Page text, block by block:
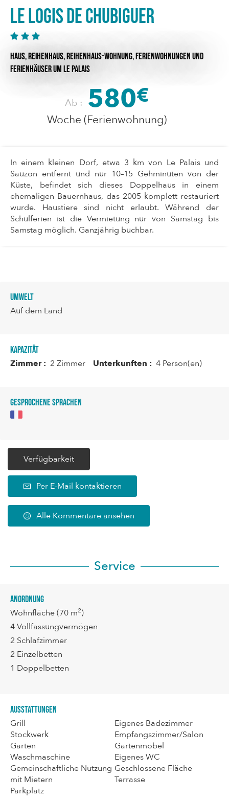
Le Logis de Chubiguer
HAUS,REIHENHAUS,REIHENHAUS-WOHNUNG,FERIENWOHNUNGEN UND
FERIENHÄUSERUM LE PALAIS
Ab : 580€
Woche (Ferienwohnung)
In einem kleinen Dorf, etwa 3 km von Le Palais und
Sauzon entfernt und nur 10–15 Gehminuten von der
Küste, befindet sich dieses Doppelhaus in einem
ehemaligen Bauernhaus, das 2005 komplett restauriert
wurde. Haustiere sind nicht erlaubt. Während der
Schulferien ist die Vermietung nur von Samstag bis
Samstag möglich. Ganzjährig buchbar.
Umwelt
Auf dem Land
Kapazität
Zimmer : 2 Zimmer Unterkunften : 4 Person(en)
Gesprochene Sprachen
Verfügbarkeit
Per E-Mail kontaktieren
Alle Kommentare ansehen
Service
Anordnung
Wohnfläche(70 m2)
4Vollfassungvermögen
2 Schlafzimmer
2 Einzelbetten
1 Doppelbetten
Ausstattungen
Grill
Stockwerk
Garten
Waschmaschine
Gemeinschaftliche Nutzung
mit Mietern
Parkplatz
Eigenes Badezimmer
Empfangszimmer/Salon
Gartenmöbel
Eigenes WC
Geschlossene Fläche
Terrasse